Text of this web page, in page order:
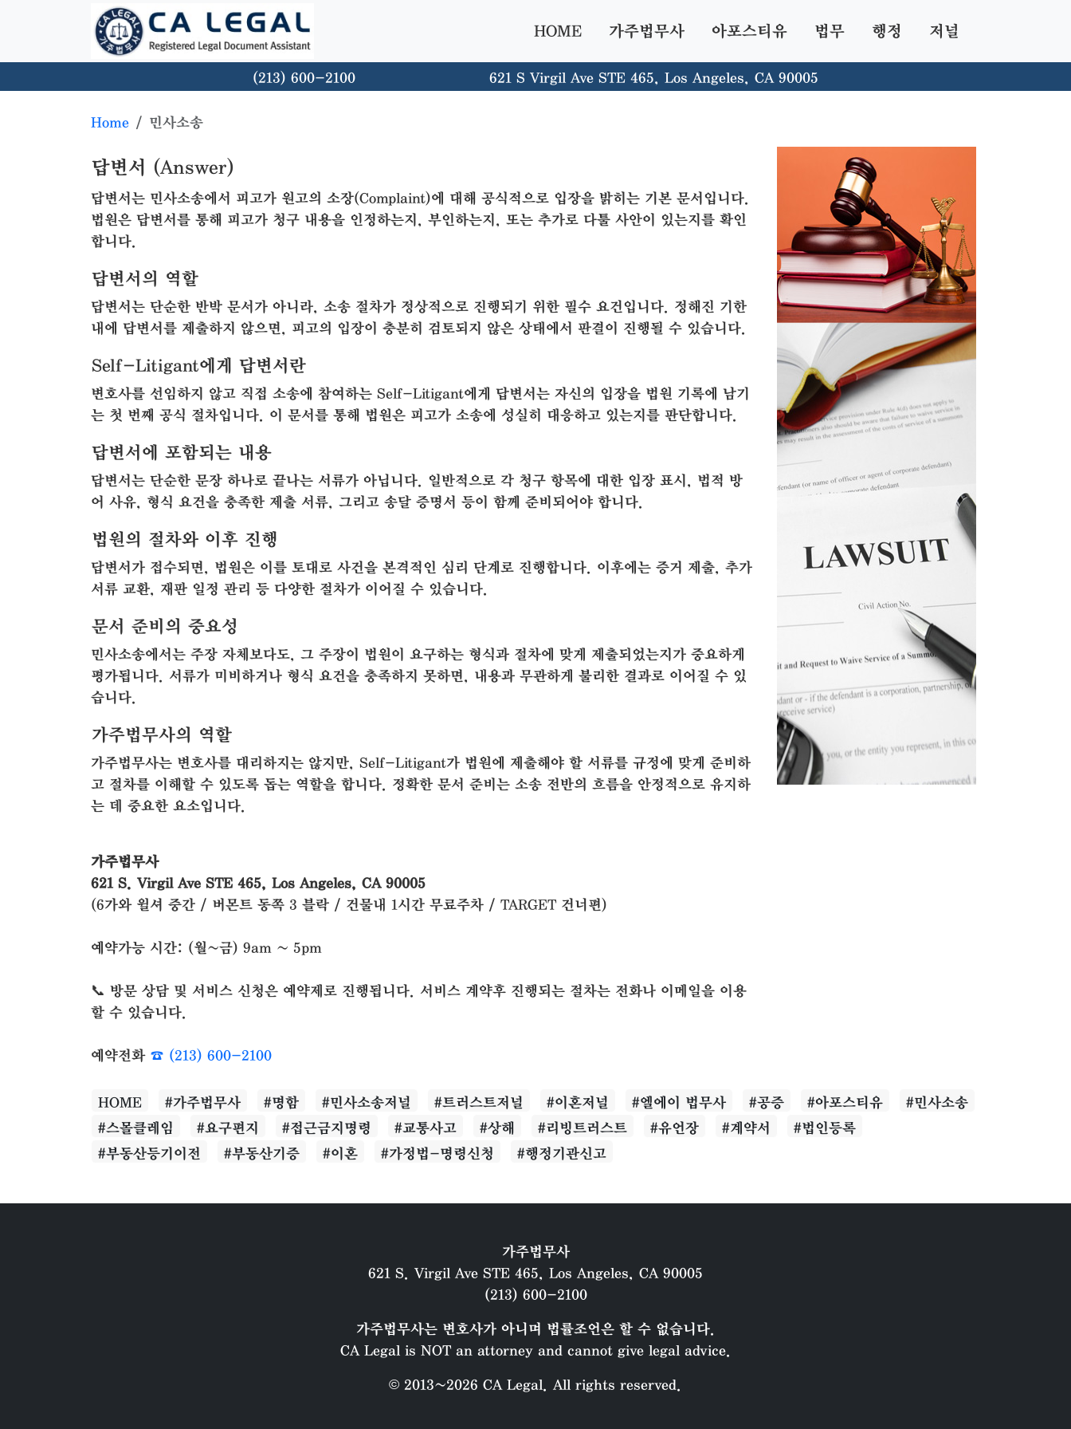
HOME 가주법무사 아포스티유 법무 행정 저널
(213) 600-2100 621 S Virgil Ave STE 465, Los Angeles, CA 90005
Home 민사소송
답변서 (Answer)
답변서는 민사소송에서 피고가 원고의 소장(Complaint)에 대해 공식적으로 입장을 밝히는 기본 문서입니다.
법원은 답변서를 통해 피고가 청구 내용을 인정하는지, 부인하는지, 또는 추가로 다툴 사안이 있는지를 확인
합니다.
답변서의 역할
답변서는 단순한 반박 문서가 아니라, 소송 절차가 정상적으로 진행되기 위한 필수 요건입니다. 정해진 기한
내에 답변서를 제출하지 않으면, 피고의 입장이 충분히 검토되지 않은 상태에서 판결이 진행될 수 있습니다.
Self-Litigant에게 답변서란
변호사를 선임하지 않고 직접 소송에 참여하는 Self-Litigant에게 답변서는 자신의 입장을 법원 기록에 남기
는 첫 번째 공식 절차입니다. 이 문서를 통해 법원은 피고가 소송에 성실히 대응하고 있는지를 판단합니다.
답변서에 포함되는 내용
답변서는 단순한 문장 하나로 끝나는 서류가 아닙니다. 일반적으로 각 청구 항목에 대한 입장 표시, 법적 방
어 사유, 형식 요건을 충족한 제출 서류, 그리고 송달 증명서 등이 함께 준비되어야 합니다.
법원의 절차와 이후 진행
답변서가 접수되면, 법원은 이를 토대로 사건을 본격적인 심리 단계로 진행합니다. 이후에는 증거 제출, 추가
서류 교환, 재판 일정 관리 등 다양한 절차가 이어질 수 있습니다.
문서 준비의 중요성
민사소송에서는 주장 자체보다도, 그 주장이 법원이 요구하는 형식과 절차에 맞게 제출되었는지가 중요하게
평가됩니다. 서류가 미비하거나 형식 요건을 충족하지 못하면, 내용과 무관하게 불리한 결과로 이어질 수 있
습니다.
가주법무사의 역할
가주법무사는 변호사를 대리하지는 않지만, Self-Litigant가 법원에 제출해야 할 서류를 규정에 맞게 준비하
고 절차를 이해할 수 있도록 돕는 역할을 합니다. 정확한 문서 준비는 소송 전반의 흐름을 안정적으로 유지하
는 데 중요한 요소입니다.
가주법무사
621 S. Virgil Ave STE 465, Los Angeles, CA 90005
(6가와 윌셔 중간 / 버몬트 동쪽 3 블락 / 건물내 1시간 무료주차 / TARGET 건너편)
예약가능 시간: (월~금) 9am ~ 5pm
📞 방문 상담 및 서비스 신청은 예약제로 진행됩니다. 서비스 계약후 진행되는 절차는 전화나 이메일을 이용
할 수 있습니다.
예약전화 ☎ (213) 600-2100
HOME #가주법무사 #명함 #민사소송저널 #트러스트저널 #이혼저널 #엘에이 법무사 #공증 #아포스티유
#민사소송
#스몰클레임
#요구편지 #접근금지명령 #교통사고 #상해 #리빙트러스트 #유언장 #계약서
#법인등록
#부동산등기이전
#부동산기증 #이혼 #가정법-명령신청 #행정기관신고
가주법무사
621 S. Virgil Ave STE 465, Los Angeles, CA 90005
(213) 600-2100
가주법무사는 변호사가 아니며 법률조언은 할 수 없습니다.
CA Legal is NOT an attorney and cannot give legal advice.
© 2013~2026 CA Legal. All rights reserved.